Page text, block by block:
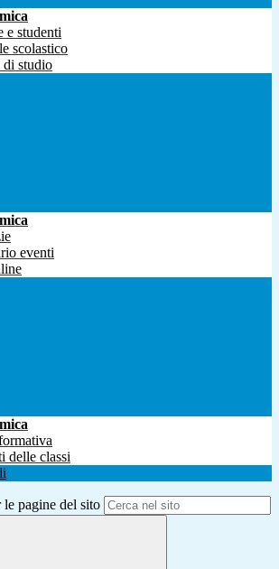
e studenti
scolastico
di studio
eventi
delle classi
pagine del sito